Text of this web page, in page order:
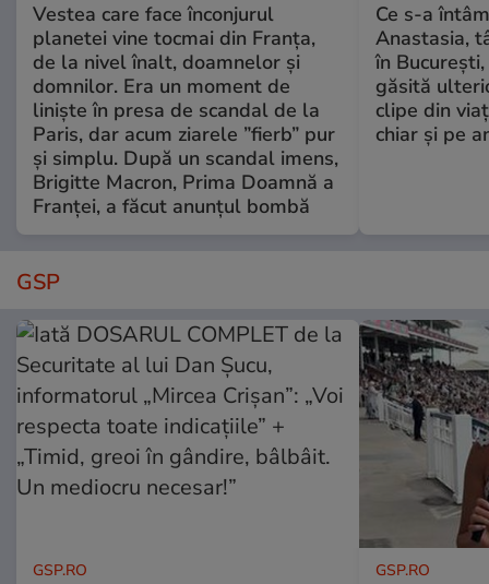
Vestea care face înconjurul
planetei vine tocmai din Franța,
de la nivel înalt, doamnelor și
domnilor. Era un moment de
liniște în presa de scandal de la
Paris, dar acum ziarele ”fierb” pur
și simplu. După un scandal imens,
Brigitte Macron, Prima Doamnă a
Franței, a făcut anunțul bombă
Ce s-a
Anastasia,
în
găsită
clipe din
chiar și pe
GSP
GSP.RO GSP.RO